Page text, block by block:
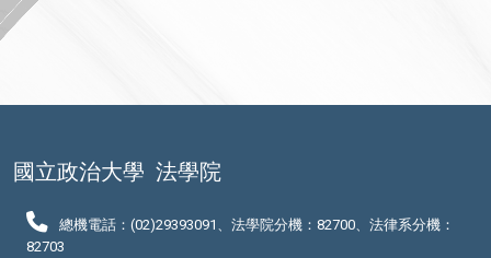
國立政治大學 法學院
總機電話：(02)29393091、法學院分機：82700、法律系分機：
82703